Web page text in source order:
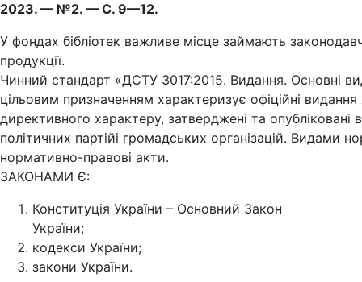
2023. — №2. — С. 9—12.
У фондах бібліотек важливе місце займають
продукції.
Чинний стандарт «ДСТУ 3017:2015. Видання. Основні
цільовим призначенням характеризує офіційні
директивного характеру, затверджені та опубліковані
політичних партійі громадських організацій. Видами
нормативно-правові акти.
ЗАКОНАМИ Є:
Конституція України – Основний Закон
України;
кодекси України;
закони України.